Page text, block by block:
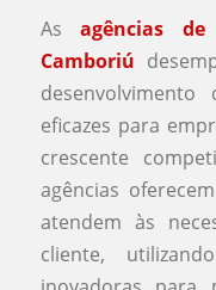
Asagências
Camboriú
eficazes para
crescente
agências
atendem às
cliente,